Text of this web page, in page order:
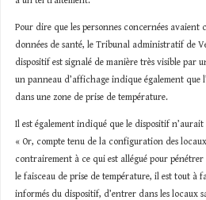
Pour dire que les personnes concernées avaient
données de santé, le Tribunal administratif de
dispositif est signalé de manière très visible par
un panneau d’affichage indique également que
dans une zone de prise de température.
Il est également indiqué que le dispositif
« Or, compte tenu de la configuration des
contrairement à ce qui est allégué pour pénétrer
le faisceau de prise de température, il est tout à
informés du dispositif, d’entrer dans les locaux